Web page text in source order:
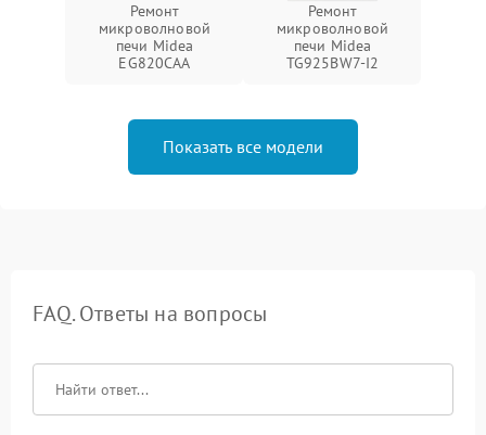
Ремонт
микроволновой
печи Midea
EG820CAA
Ремонт
микроволновой
печи Midea
TG925BW7-I2
Показать все модели
FAQ. Ответы на вопросы